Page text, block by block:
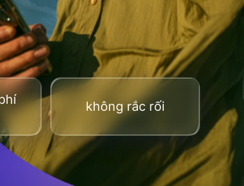
không rắc rối